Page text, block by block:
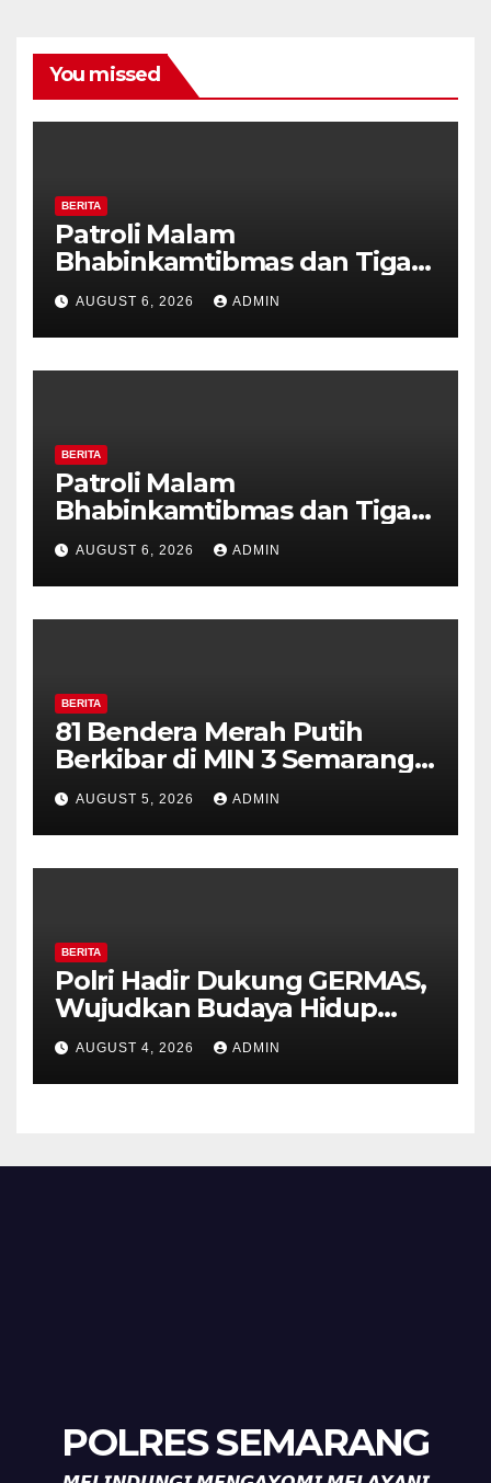
You missed
BERITA
Patroli Malam
Bhabinkamtibmas dan Tiga
Pilar Kelurahan Ungaran
Perkuat Kamtibmas, Warga
Diajak Aktifkan Ronda
AUGUST 6, 2026 ADMIN
BERITA
Patroli Malam
Bhabinkamtibmas dan Tiga
Pilar Kelurahan Ungaran
Perkuat Kamtibmas, Warga
Diajak Aktifkan Ronda
AUGUST 6, 2026 ADMIN
BERITA
81 Bendera Merah Putih
Berkibar di MIN 3 Semarang,
Bhabinkamtibmas Desa
Timpik Hadiri Peringatan
HUT ke-81 Kemerdekaan RI
AUGUST 5, 2026 ADMIN
BERITA
Polri Hadir Dukung GERMAS,
Wujudkan Budaya Hidup
Sehat di Kecamatan Pabelan
AUGUST 4, 2026 ADMIN
POLRES SEMARANG